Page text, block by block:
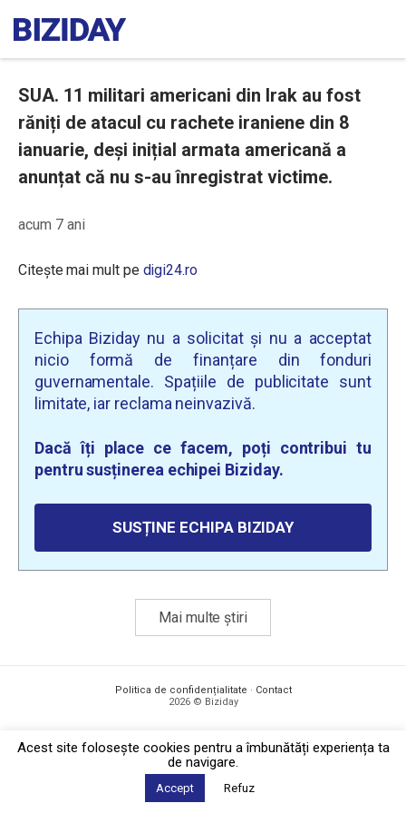
SUA. 11 militari americani din Irak au fost
răniți de atacul cu rachete iraniene din 8
ianuarie, deși inițial armata americană a
anunțat că nu s-au înregistrat victime.
acum 7 ani
Citește mai mult pe digi24.ro
Echipa Biziday nu a solicitat și nu a acceptat
nicio formă de finanțare din fonduri
guvernamentale. Spațiile de publicitate sunt
limitate, iar reclama neinvazivă.
Dacă îți place ce facem, poți contribui tu
pentru susținerea echipei Biziday.
SUSȚINE ECHIPA BIZIDAY
Mai multe știri
Politica de confidențialitate · Contact
2026 © Biziday
Acest site foloseşte cookies pentru a îmbunătăți experiența ta
de navigare.
Accept Refuz